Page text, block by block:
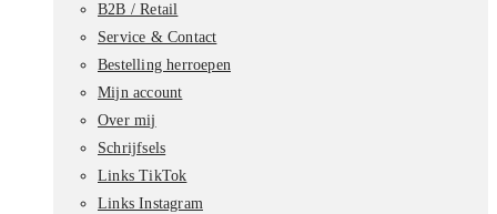
B2B / Retail
Service & Contact
Bestelling herroepen
Mijn account
Over mij
Schrijfsels
Links TikTok
Links Instagram